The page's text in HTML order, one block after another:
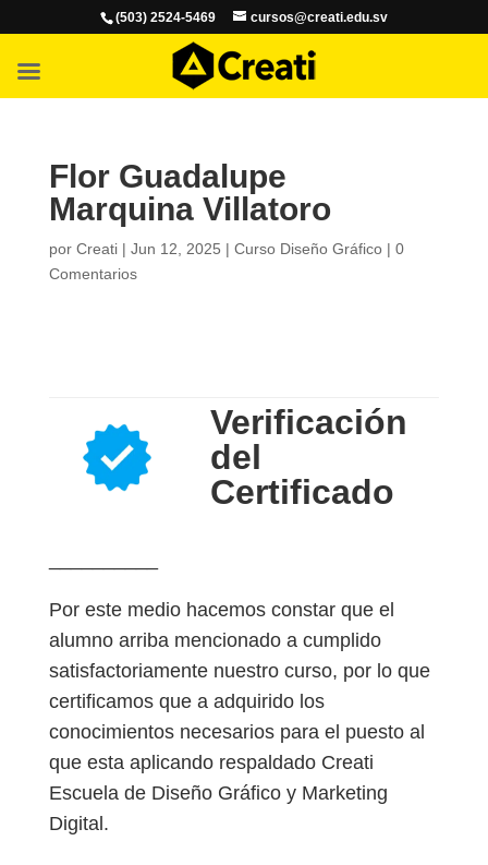
(503) 2524-5469 cursos@creati.edu.sv
Flor Guadalupe
Marquina Villatoro
por Creati| Jun 12, 2025 | Curso Diseño Gráfico| 0
Comentarios
Verificación
del
Certificado
Por este medio hacemos constar que el
alumno arriba mencionado a cumplido
satisfactoriamente nuestro curso, por lo que
certificamos que a adquirido los
conocimientos necesarios para el puesto al
que esta aplicando respaldado Creati
Escuela de Diseño Gráfico y Marketing
Digital.